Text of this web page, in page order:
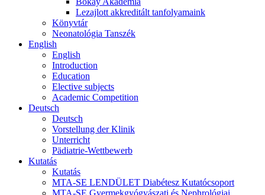
Lezajlott akkreditált tanfolyamaink
Könyvtár
Neonatológia Tanszék
English
English
Introduction
Education
Elective subjects
Academic Competition
Deutsch
Deutsch
Vorstellung der Klinik
Unterricht
Pädiatrie-Wettbewerb
Kutatás
Kutatás
MTA-SE LENDÜLET Diabétesz Kutatócsoport
MTA-SE Gyermekgyógyászati és Nephrológiai